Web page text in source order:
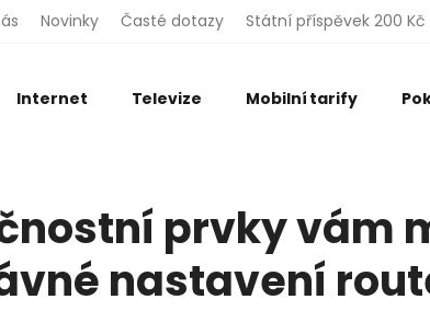
Novinky Časté dotazy Státní příspěvek 200 Kč
Internet Televize Mobilní tarify
prvky vám
nastavení